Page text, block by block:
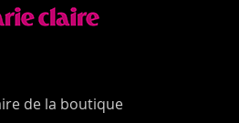
de la boutique